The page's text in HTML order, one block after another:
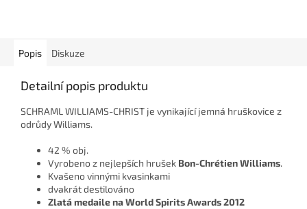
Popis Diskuze
Detailní popis produktu
SCHRAML WILLIAMS-CHRIST je vynikající jemná hruškovice z
odrůdy Williams.
42 % obj.
Vyrobeno z nejlepších hrušek Bon-ChrétienWilliams.
Kvašeno vinnými kvasinkami
dvakrát destilováno
Zlatámedaile naWorldSpiritsAwards2012